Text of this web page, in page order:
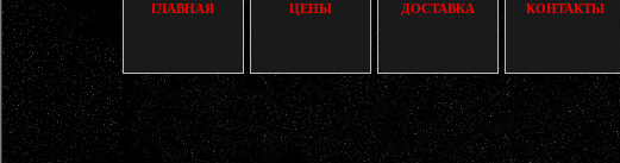
ГЛАВНАЯ ЦЕНЫ ДОСТАВКА КОНТАКТЫ